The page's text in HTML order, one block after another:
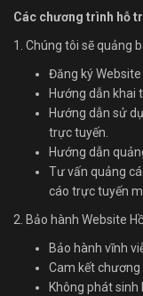
Các chương trình hỗ
1. Chúng tôi sẽ quảng
Đăng ký
Hướng dẫn khai
Hướng dẫn sử
trực tuyến.
Hướng dẫn
Tư vấn quảng
cáo trực tuyến
2. Bảo hành Website
Bảo hành vĩnh
Cam kết chương
Không phát sinh